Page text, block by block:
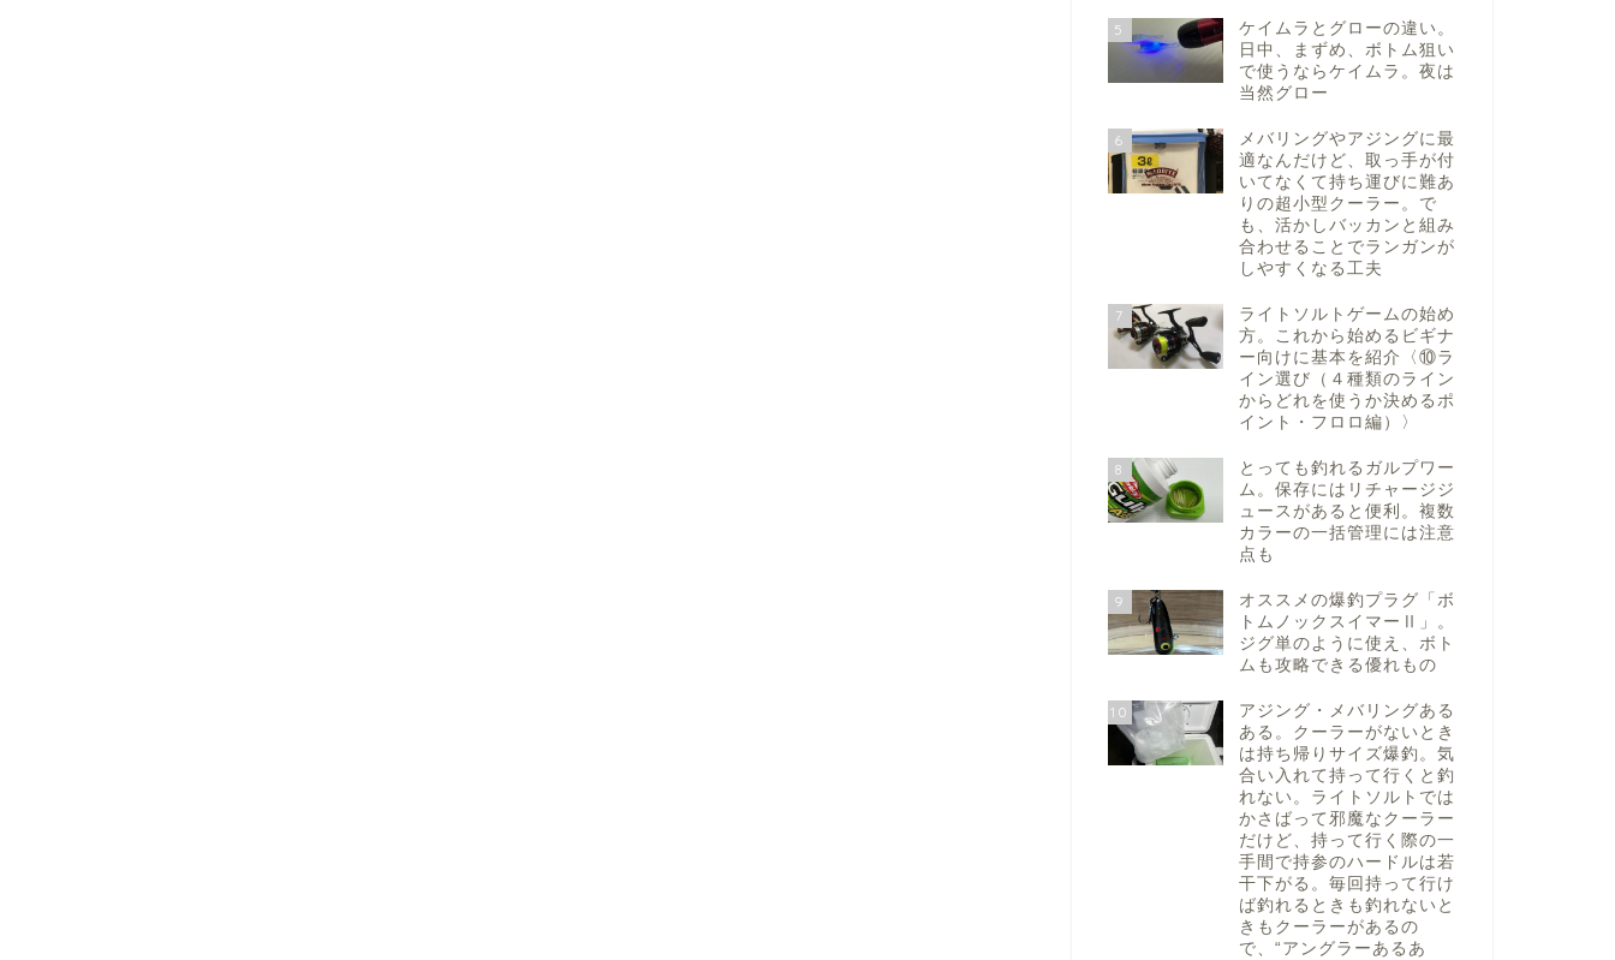
5
ケイムラとグローの違い。
日中、まずめ、ボトム狙い
で使うならケイムラ。夜は
当然グロー
6
メバリングやアジングに最
適なんだけど、取っ手が付
いてなくて持ち運びに難あ
りの超小型クーラー。で
も、活かしバッカンと組み
合わせることでランガンが
しやすくなる工夫
7
ライトソルトゲームの始め
方。これから始めるビギナ
ー向けに基本を紹介〈⑩ラ
イン選び（４種類のライン
からどれを使うか決めるポ
イント・フロロ編）〉
8
とっても釣れるガルプワー
ム。保存にはリチャージジ
ュースがあると便利。複数
カラーの一括管理には注意
点も
9
オススメの爆釣プラグ「ボ
トムノックスイマーⅡ」。
ジグ単のように使え、ボト
ムも攻略できる優れもの
10
アジング・メバリングある
ある。クーラーがないとき
は持ち帰りサイズ爆釣。気
合い入れて持って行くと釣
れない。ライトソルトでは
かさばって邪魔なクーラー
だけど、持って行く際の一
手間で持参のハードルは若
干下がる。毎回持って行け
ば釣れるときも釣れないと
きもクーラーがあるの
で、“アングラーあるあ